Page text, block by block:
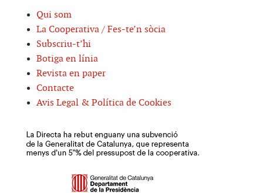
Qui som
La Cooperativa / Fes-te’n sòcia
Subscriu-t’hi
Botiga en línia
Revista en paper
Contacte
Avis Legal & Política de Cookies